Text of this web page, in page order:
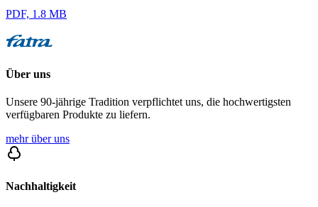
PDF, 1.8 MB
Über uns
Unsere 90-jährige Tradition verpflichtet uns, die hochwertigsten
verfügbaren Produkte zu liefern.
mehr über uns
Nachhaltigkeit